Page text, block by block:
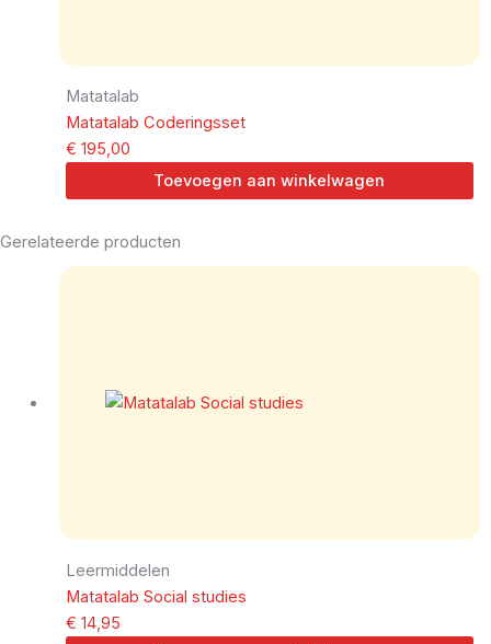
Matatalab
Matatalab Coderingsset
€ 195,00
Toevoegen aan winkelwagen
Gerelateerde producten
Leermiddelen
Matatalab Social studies
€ 14,95